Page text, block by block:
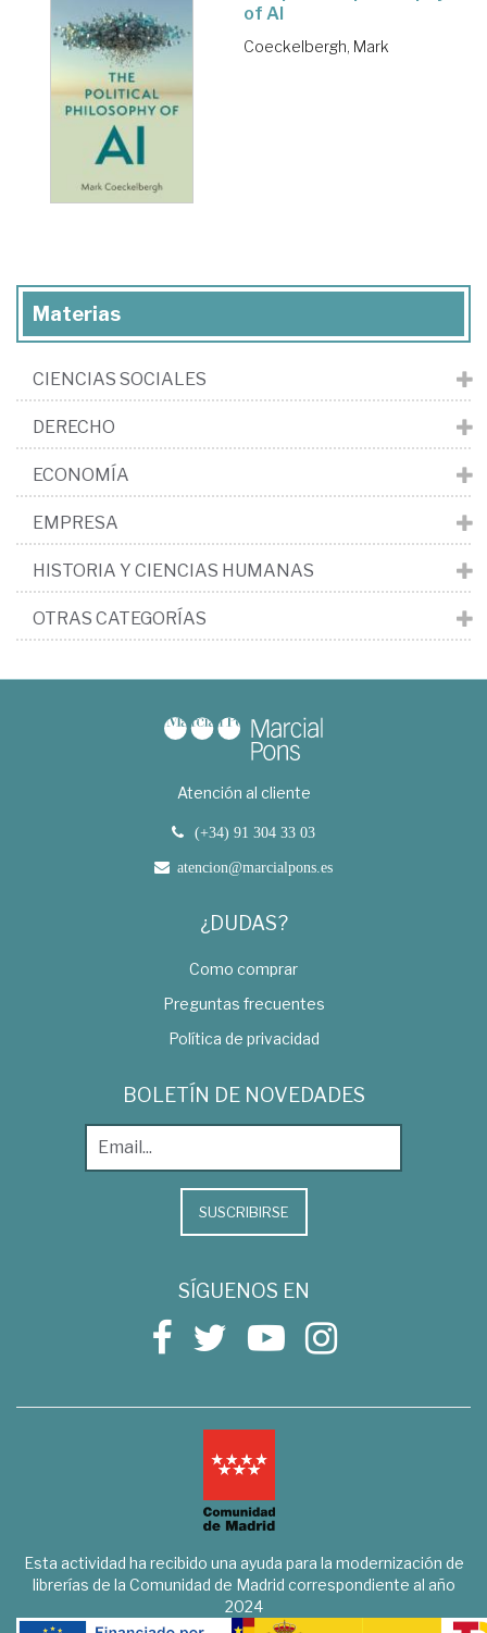
of AI
Coeckelbergh, Mark
Materias
CIENCIAS SOCIALES
DERECHO
ECONOMÍA
EMPRESA
HISTORIA Y CIENCIAS HUMANAS
OTRAS CATEGORÍAS
Atención al cliente
(+34) 91 304 33 03
atencion@marcialpons.es
¿DUDAS?
Como comprar
Preguntas frecuentes
Política de privacidad
BOLETÍN DE NOVEDADES
SUSCRIBIRSE
SÍGUENOS EN
Esta actividad ha recibido una ayuda para la modernización de
librerías de la Comunidad de Madrid correspondiente al año
2024